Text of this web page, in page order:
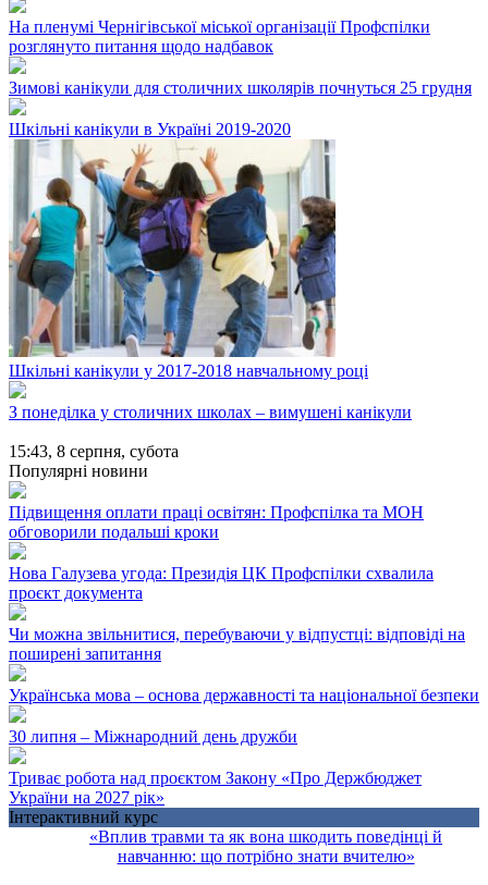
На пленумі Чернігівської міської організації Профспілки
розглянуто питання щодо надбавок
Зимові канікули для столичних школярів почнуться 25 грудня
Шкільні канікули в Україні 2019-2020
Шкільні канікули у 2017-2018 навчальному році
З понеділка у столичних школах – вимушені канікули
15:43, 8 серпня, субота
Популярні новини
Підвищення оплати праці освітян: Профспілка та МОН
обговорили подальші кроки
Нова Галузева угода: Президія ЦК Профспілки схвалила
проєкт документа
Чи можна звільнитися, перебуваючи у відпустці: відповіді на
поширені запитання
Українська мова – основа державності та національної безпеки
30 липня – Міжнародний день дружби
Триває робота над проєктом Закону «Про Держбюджет
України на 2027 рік»
Інтерактивний курс
«Вплив травми та як вона шкодить поведінці й
навчанню: що потрібно знати вчителю»